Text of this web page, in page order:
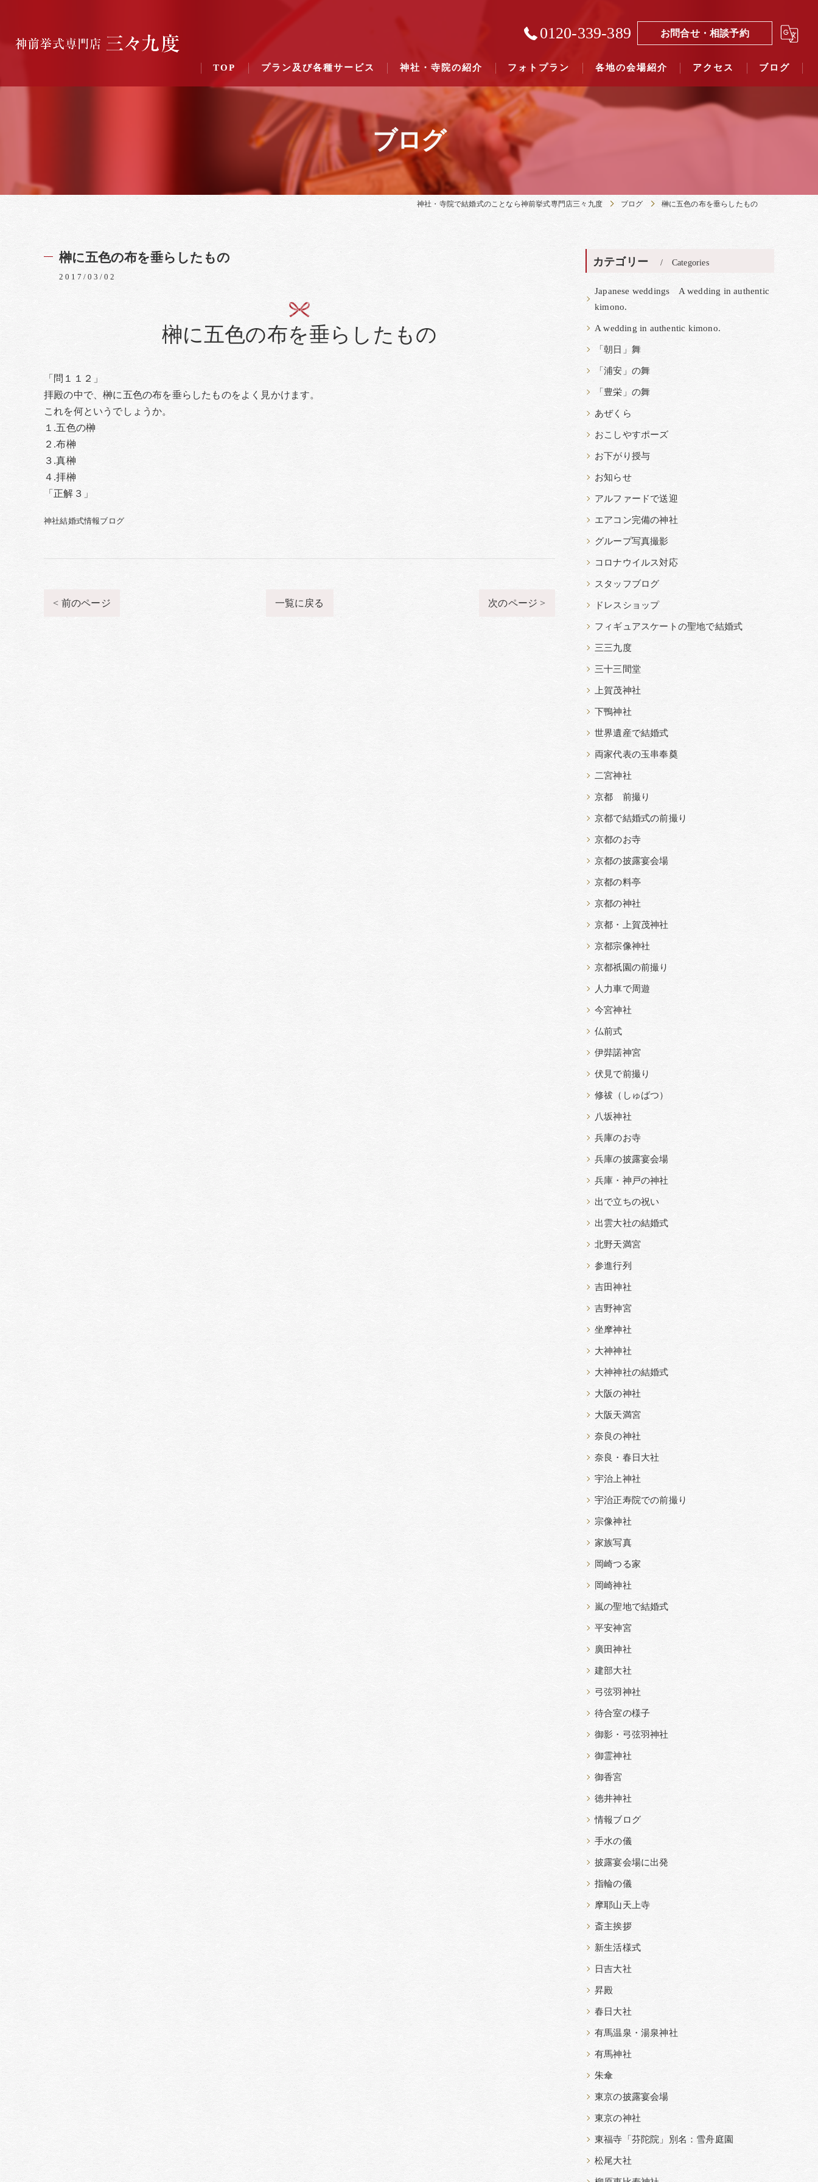
0120-339-389 お問合せ・相談予約
TOP プラン及び各種サービス 神社・寺院の紹介
結婚式のできる東京都下の神社一覧（４０社寺）｜三々九度東京
結婚式のできる関東六県の神社一覧（７５社）県別表示｜三々九度東京
フォトプラン 各地の会場紹介 アクセス ブログ
ブログ
神社・寺院で結婚式のことなら神前挙式専門店三々九度 ブログ 榊に五色の布を垂らしたもの
榊に五色の布を垂らしたもの
2017/03/02
榊に五色の布を垂らしたもの
「問１１２」
拝殿の中で、榊に五色の布を垂らしたものをよく見かけます。
これを何というでしょうか。
１.五色の榊
２.布榊
３.真榊
４.拝榊
「正解３」
神社結婚式情報ブログ
< 前のページ 一覧に戻る 次のページ >
カテゴリー Categories
Japanese weddings A wedding in authentic
kimono.
A wedding in authentic kimono.
「朝日」舞
「浦安」の舞
「豊栄」の舞
あぜくら
おこしやすポーズ
お下がり授与
お知らせ
アルファードで送迎
エアコン完備の神社
グループ写真撮影
コロナウイルス対応
スタッフブログ
ドレスショップ
フィギュアスケートの聖地で結婚式
三三九度
三十三間堂
上賀茂神社
下鴨神社
世界遺産で結婚式
両家代表の玉串奉奠
二宮神社
京都 前撮り
京都で結婚式の前撮り
京都のお寺
京都の披露宴会場
京都の料亭
京都の神社
京都・上賀茂神社
京都宗像神社
京都祇園の前撮り
人力車で周遊
今宮神社
仏前式
伊弉諾神宮
伏見で前撮り
修祓（しゅばつ）
八坂神社
兵庫のお寺
兵庫の披露宴会場
兵庫・神戸の神社
出で立ちの祝い
出雲大社の結婚式
北野天満宮
参進行列
吉田神社
吉野神宮
坐摩神社
大神神社
大神神社の結婚式
大阪の神社
大阪天満宮
奈良の神社
奈良・春日大社
宇治上神社
宇治正寿院での前撮り
宗像神社
家族写真
岡崎つる家
岡崎神社
嵐の聖地で結婚式
平安神宮
廣田神社
建部大社
弓弦羽神社
待合室の様子
御影・弓弦羽神社
御霊神社
御香宮
徳井神社
情報ブログ
手水の儀
披露宴会場に出発
指輪の儀
摩耶山天上寺
斎主挨拶
新生活様式
日吉大社
昇殿
春日大社
有馬温泉・湯泉神社
有馬神社
朱傘
東京の披露宴会場
東京の神社
東福寺「芬陀院」別名：雪舟庭園
松尾大社